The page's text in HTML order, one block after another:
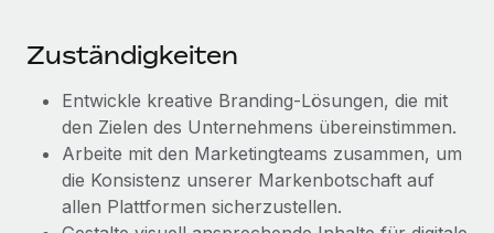
Globale Bereitstellung und Verfolgung von IT-
Geräten
Gründung von Niederlassungen
Schnelle, rechtssichere Gründung von
Niederlassungen
Mobilität und Relocation
Mehr erfahren
Strategische Partnerschaft zwischen
Reverse Tech und Remote für Contractor
Management und Payroll
Reverse Tech auf einen Blick Das Gesundheits- und
Wellness-Startup Reverse Tech hat das globale...
EOR und PEO
Contractor Management
Steuern
Den Blog erkunden
Zuständigkeiten
Entwickle kreative Branding-Lösungen, die mit
den Zielen des Unternehmens übereinstimmen.
Arbeite mit den Marketingteams zusammen, um
die Konsistenz unserer Markenbotschaft auf
allen Plattformen sicherzustellen.